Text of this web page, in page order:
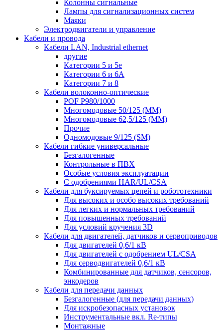
Колонны сигнальные
Лампы для сигнализационных систем
Маяки
Электродвигатели и управление
Кабели и провода
Кабели LAN, Industrial ethernet
другие
Категории 5 и 5е
Категории 6 и 6A
Категории 7 и 8
Кабели волоконно-оптические
POF P980/1000
Многомодовые 50/125 (ММ)
Многомодовые 62,5/125 (ММ)
Прочие
Одномодовые 9/125 (SM)
Кабели гибкие универсальные
Безгалогенные
Контрольные в ПВХ
Особые условия эксплуатации
С одобрениями HAR/UL/CSA
Кабели для буксируемых цепей и робототехники
Для высоких и особо высоких требований
Для легких и нормальных требований
Для повышенных требований
Для условий кручения 3D
Кабели для двигателей, датчиков и сервоприводов
Для двигателей 0,6/1 кВ
Для двигателей с одобрением UL/CSA
Для серводвигателей 0,6/1 кВ
Комбинированные для датчиков, cенсоров,
энкодеров
Кабели для передачи данных
Безгалогенные (для передачи данных)
Для искробезопасных установок
Инструментальные вкл. Re-типы
Монтажные